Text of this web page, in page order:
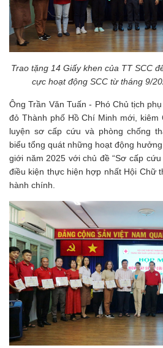
Trao tặng 14 Giấy khen của TT SCC
cực hoạt động SCC từ tháng 9/
Ông Trần Văn Tuấn - Phó Chủ tịch
đỏ Thành phố Hồ Chí Minh mới, kiêm
luyện sơ cấp cứu và phòng chống
biểu tổng quát những hoạt động
giới năm 2025 với chủ đề “Sơ cấp
điều kiện thực hiện hợp nhất Hội Chữ
hành chính.